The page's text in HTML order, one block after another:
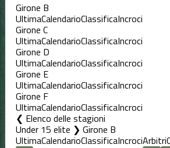
Girone B
UltimaCalendarioClassificaIncroci
Girone C
UltimaCalendarioClassificaIncroci
Girone D
UltimaCalendarioClassificaIncroci
Girone E
UltimaCalendarioClassificaIncroci
Girone F
UltimaCalendarioClassificaIncroci
Elenco delle stagioni
Under 15 elite ❯ Girone B
UltimaCalendarioClassificaIncrociArbitri